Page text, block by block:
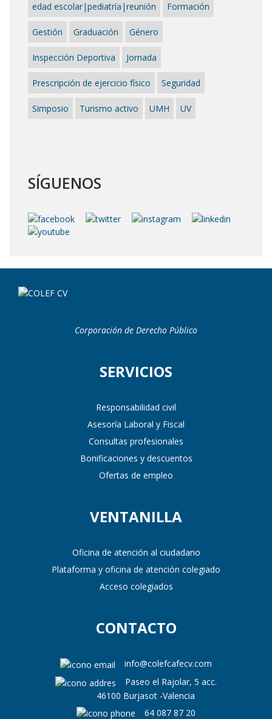
edad escolar|pediatría|reunión Formación
Gestión Graduación Género
Inspección Deportiva Jornada
Prescripción de ejercicio físico Seguridad
Simposio Turismo activo UMH UV
SÍGUENOS
Corporación de Derecho Público
SERVICIOS
Responsabilidad civil
Asesoría Laboral y Fiscal
Consultas profesionales
Bonificaciones y descuentos
Ofertas de empleo
VENTANILLA
Oficina de atención al ciudadano
Plataforma y oficina de atención colegiado
Acceso colegiados
CONTACTO
info@colefcafecv.com
Paseo el Rajolar, 5 acc.
46100 Burjasot -Valencia
64 087 87 20